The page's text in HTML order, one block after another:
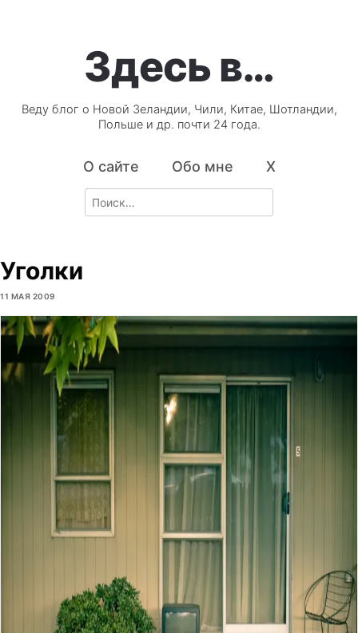
Здесь в…
Веду блог о Новой Зеландии, Чили, Китае, Шотландии,
Польше и др. почти 24 года.
О сайте Обо мне X
Search
for:
Уголки
11 МАЯ 2009